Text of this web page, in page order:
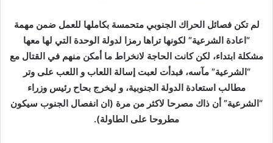
لم تكن فصائل الحراك الجنوبي متحمسة بكاملها للعمل ضمن مهمة
“اعادة الشرعية” لكونها تراها رمزا لدولة الوحدة التي لها معها
مشكلة ابتداء، لكن كانت الحاجة لانخراط ما أمكن منهم في القتال مع
“الشرعية” مآسه، فبدأت لعبت إسالة اللعاب و اللعب على وتر
مطالب استعادة الدولة الجنوبية، و ليخرج بحاح رئيس وزراء
“الشرعية” أن ذاك مصرحا لاكثر من مرة (ان انفصال الجنوب سيكون
مطروحا على الطاولة).